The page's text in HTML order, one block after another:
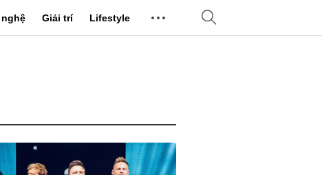
Giải trí Lifestyle